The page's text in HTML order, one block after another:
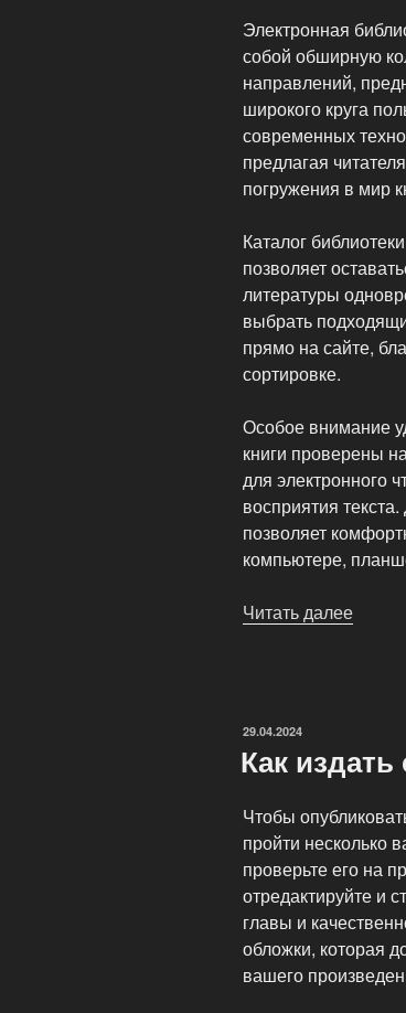
Электронная
собой обширную
направлений,
широкого круга
современных
предлагая
погружения в мир
Каталог
позволяет
литературы
выбрать
прямо на сайте,
сортировке.
Особое внимание
книги проверены
для электронного
восприятия
позволяет
компьютере,
Читать далее
ОПУБЛИКОВАНО
29.04.2024
Как
Чтобы
пройти несколько
проверьте его на
отредактируйте и
главы и
обложки, которая
вашего